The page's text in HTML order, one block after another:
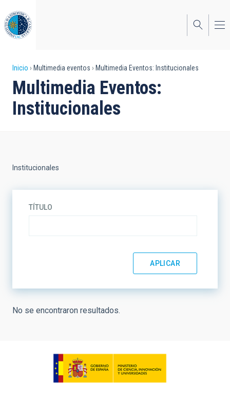
al
contenido
principal
Sobrescribir
enlaces
de
la
Inicio Multimedia eventos Multimedia Eventos: Institucionales
Multimedia Eventos:
Institucionales
Institucionales
TÍTULO
No se encontraron resultados.